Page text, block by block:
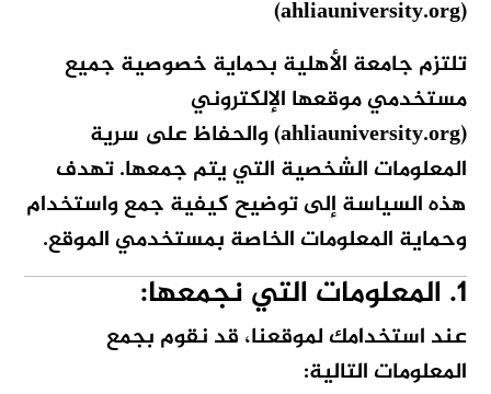
(ahliauniversity.org)
تلتزم جامعة الأهلية بحماية خصوصية جميع
مستخدمي موقعها الإلكتروني
(
ahliauniversity.org) والحفاظ على سرية
المعلومات الشخصية التي يتم جمعها. تهدف
هذه السياسة إلى توضيح كيفية جمع واستخدام
وحماية المعلومات الخاصة بمستخدمي الموقع.
1. المعلومات التي نجمعها:
عند استخدامك لموقعنا، قد نقوم بجمع
المعلومات التالية: